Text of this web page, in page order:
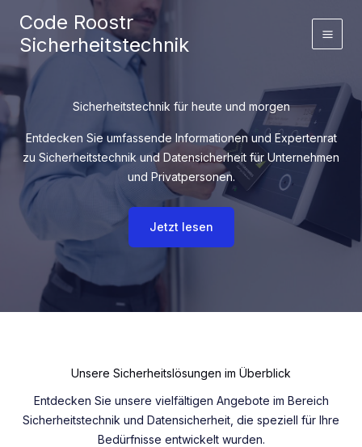
Inhalt
springen
Code Roostr
Sicherheitstechnik
Sicherheitstechnik für heute und morgen
Entdecken Sie umfassende Informationen und Expertenrat
zu Sicherheitstechnik und Datensicherheit für Unternehmen
und Privatpersonen.
Jetzt lesen
Unsere Sicherheitslösungen im Überblick
Entdecken Sie unsere vielfältigen Angebote im Bereich
Sicherheitstechnik und Datensicherheit, die speziell für Ihre
Bedürfnisse entwickelt wurden.